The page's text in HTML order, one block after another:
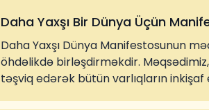
Daha Yaxşı Bir Dünya Üçün
Daha Yaxşı Dünya Manifestosunun
öhdəlikdə birləşdirməkdir.
təşviq edərək bütün varlıqların